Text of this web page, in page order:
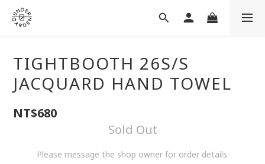
TIGHTBOOTH 26S/S
JACQUARD HAND TOWEL
NT$680
Sold Out
Please message the shop owner for order details.